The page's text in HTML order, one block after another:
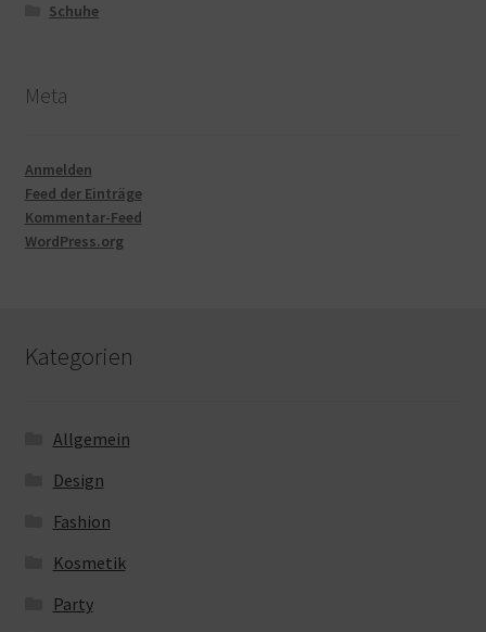
Schuhe
Meta
Anmelden
Feed der Einträge
Kommentar-Feed
WordPress.org
Kategorien
Allgemein
Design
Fashion
Kosmetik
Party